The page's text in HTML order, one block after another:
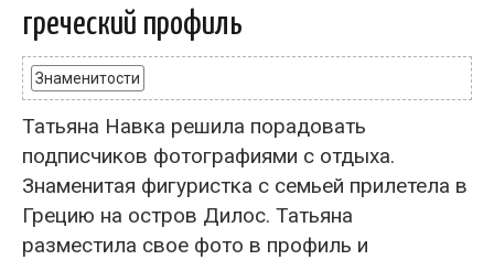
греческий профиль
Знаменитости
Татьяна Навка решила порадовать
подписчиков фотографиями с отдыха.
Знаменитая фигуристка с семьей прилетела в
Грецию на остров Дилос. Татьяна
разместила свое фото в профиль и